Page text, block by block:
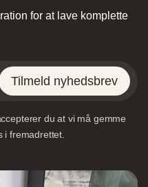
for at lave komplette
Tilmeld nyhedsbrev
du at vi må gemme
i fremadrettet.
Danmark